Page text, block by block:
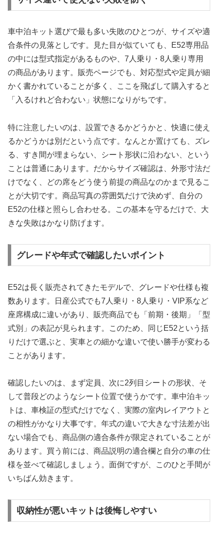
車中泊キット選びで最も多い失敗のひとつが、サイズや適
合条件の見落としです。見た目が似ていても、E52専用品
の中には型式指定があるものや、7人乗り・8人乗り専用
の商品があります。販売ページでも、対応型式や定員が細
かく書かれていることが多く、ここを飛ばして購入すると
「入るけれど合わない」状態になりがちです。
特に注意したいのは、設置できるかどうかと、快適に使え
るかどうかは別だという点です。なんとか置けても、ズレ
る、すき間が埋まらない、シート形状に沿わない、という
ことは普通にあります。だからサイズ確認は、外形寸法だ
けでなく、どの席をどう使う前提の商品なのかまで見るこ
とが大切です。商品写真の雰囲気だけで決めず、自分の
E52の仕様と照らし合わせる。この基本を守るだけで、大
きな失敗はかなり防げます。
グレードや年式で確認したいポイント
E52は長く販売されてきたモデルで、グレードや仕様も複
数あります。日産公式でも7人乗り・8人乗り・VIP系など
座席構成に違いがあり、販売商品でも「前期・後期」「型
式別」の表記が見られます。このため、同じE52という括
りだけで選ぶと、実車との細かな違いで使い勝手が変わる
ことがあります。
確認したいのは、まず定員、次に2列目シートの形状、そ
して普段どのようなシート位置で使うかです。車中泊キッ
トは、車検証の型式だけでなく、実際の室内レイアウトと
の相性がかなり大事です。年式の違いで大きな寸法差が出
ない場合でも、商品側の適合条件が限定されていることが
あります。買う前には、商品説明の適合欄と自分の車の仕
様を並べて確認しましょう。面倒ですが、このひと手間が
いちばん効きます。
収納性が悪いキットは後悔しやすい